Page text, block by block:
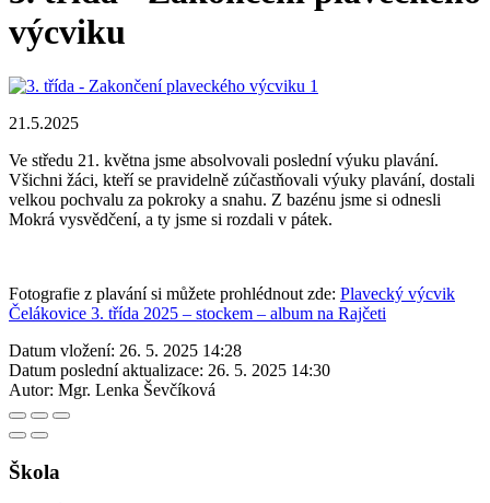
výcviku
21.5.2025
Ve středu 21. května jsme absolvovali poslední výuku plavání.
Všichni žáci, kteří se pravidelně zúčastňovali výuky plavání, dostali
velkou pochvalu za pokroky a snahu. Z bazénu jsme si odnesli
Mokrá vysvědčení, a ty jsme si rozdali v pátek.
Fotografie z plavání si můžete prohlédnout zde: Plavecký výcvik
Čelákovice 3. třída 2025 – stockem – album na Rajčeti
Datum vložení: 26. 5. 2025 14:28
Datum poslední aktualizace: 26. 5. 2025 14:30
Autor: Mgr. Lenka Ševčíková
Škola